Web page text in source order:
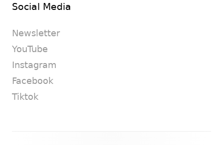
Social Media
Newsletter
YouTube
Instagram
Facebook
Tiktok